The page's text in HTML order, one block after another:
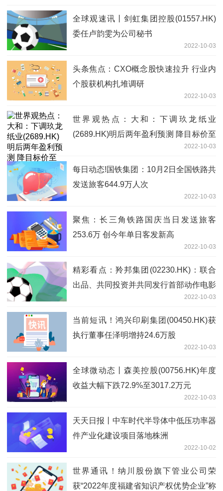
全球观速讯丨剑虹集团控股(01557.HK)
委任卢韵雯为公司秘书
2022-10-03
头条焦点：CXO概念股快速拉升 行业内
个股获机构扎堆调研
2022-10-03
世界观热点：大和：下调玖龙纸业
(2689.HK)明后两年盈利预测 降目标价至
2022-10-03
每日动态!国铁集团：10月2日全国铁路共
发送旅客644.9万人次
2022-10-03
聚焦：长三角铁路国庆当日发送旅客
253.6万 创今年单日客发新高
2022-10-03
精彩看点：羚邦集团(02230.HK)：联合
出品、共同投资并共同发行首部动作电影
2022-10-03
当前短讯！鸿兴印刷集团(00450.HK)获
执行董事任泽明增持24.6万股
2022-10-03
全球微动态丨森美控股(00756.HK)年度
收益大幅下跌72.9%至3017.2万元
2022-10-03
天天日报丨中车时代半导体中低压功率器
件产业化建设项目落地株洲
2022-10-02
世界通讯！纳川股份旗下管业公司荣
获“2022年度福建省知识产权优势企业”称